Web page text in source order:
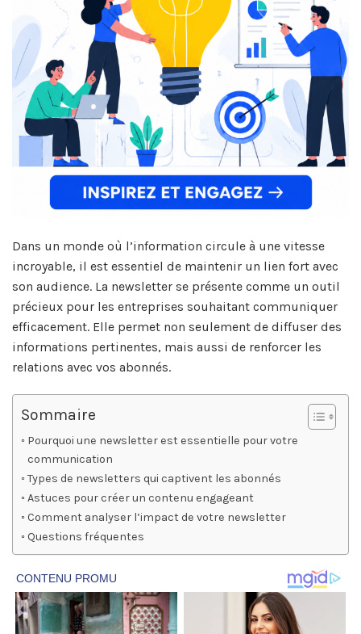
Dans un monde où l’information circule à une vitesse
incroyable, il est essentiel de maintenir un lien fort avec
son audience. La newsletter se présente comme un outil
précieux pour les entreprises souhaitant communiquer
efficacement. Elle permet non seulement de diffuser des
informations pertinentes, mais aussi de renforcer les
relations avec vos abonnés.
Sommaire
Pourquoi une newsletter est essentielle pour votre
communication
Types de newsletters qui captivent les abonnés
Astuces pour créer un contenu engageant
Comment analyser l’impact de votre newsletter
Questions fréquentes